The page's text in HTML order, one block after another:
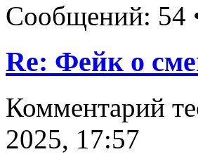
Сообщений: 54
Re: Фейк о
Комментарий
2025, 17:57